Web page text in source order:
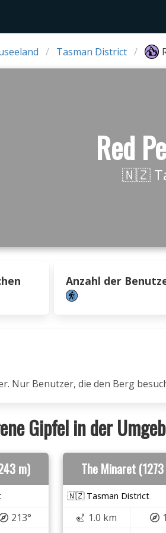
Tasman District
Red
🇳🇿
Anzahl der
Nur Benutzer, die den Berg
Gipfel in der
m)
213°
The Minaret
🇳🇿 Tasman District
1.0 km